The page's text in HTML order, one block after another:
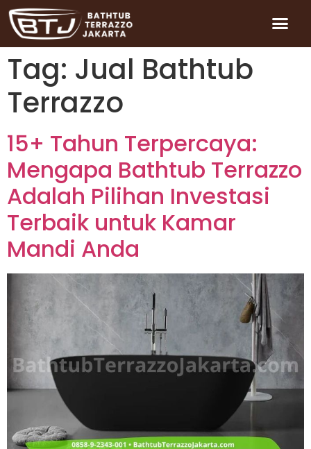
Tag: Jual Bathtub
Terrazzo
15+ Tahun Terpercaya:
Mengapa Bathtub Terrazzo
Adalah Pilihan Investasi
Terbaik untuk Kamar
Mandi Anda